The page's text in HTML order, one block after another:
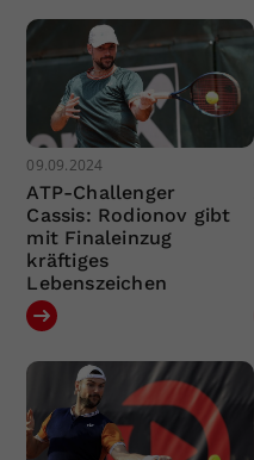
09.09.2024
ATP-Challenger
Cassis: Rodionov gibt
mit Finaleinzug
kräftiges
Lebenszeichen